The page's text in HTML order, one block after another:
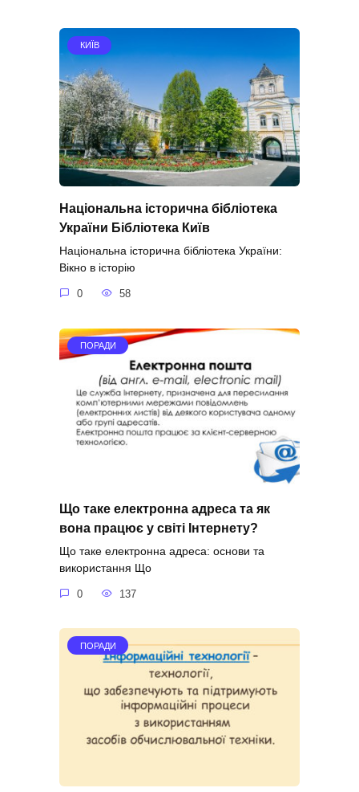
КИЇВ
Національна історична бібліотека
України Бібліотека Київ
Національна історична бібліотека України:
Вікно в історію
0 58
ПОРАДИ
Що таке електронна адреса та як
вона працює у світі Інтернету?
Що таке електронна адреса: основи та
використання Що
0 137
ПОРАДИ